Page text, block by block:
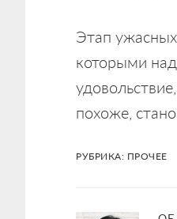
Этап
которыми
похоже,
РУБРИКА: ПРОЧЕЕ